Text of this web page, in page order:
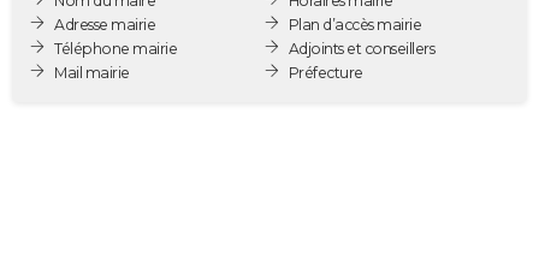
Destinations
City break
Voyage nature
Voyage de noces
Forum
Climat
PHOTO
GUIDES D'ACHAT
Adresse mairie
Téléphone mairie
Mail mairie
Plan d’accès mairie
Adjoints et conseillers
Préfecture